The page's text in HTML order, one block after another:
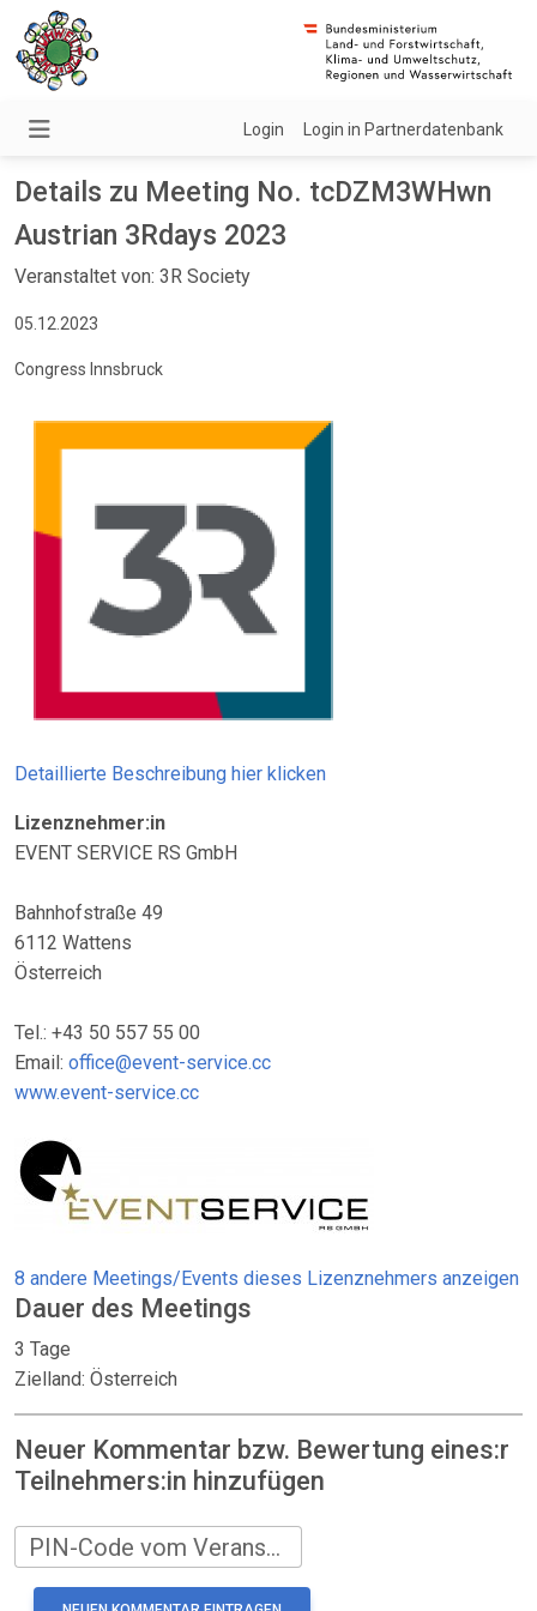
Login Login in Partnerdatenbank
Details zu Meeting No. tcDZM3WHwn
Austrian 3Rdays 2023
Veranstaltet von: 3R Society
05.12.2023
Congress Innsbruck
Detaillierte Beschreibung hier klicken
Lizenznehmer:in
EVENT SERVICE RS GmbH
Bahnhofstraße 49
6112 Wattens
Österreich
Tel.: +43 50 557 55 00
Email: office@event-service.cc
www.event-service.cc
8 andere Meetings/Events dieses Lizenznehmers anzeigen
Dauer des Meetings
3 Tage
Zielland: Österreich
Neuer Kommentar bzw. Bewertung eines:r
Teilnehmers:in hinzufügen
PIN-Code vom Veranstalter